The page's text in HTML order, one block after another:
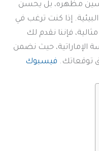
مظهره، بل يحسن
إذا كنت ترغب في
فإننا نقدم لك
الإماراتية، حيث نضمن
توقعاتك. فيسبوك